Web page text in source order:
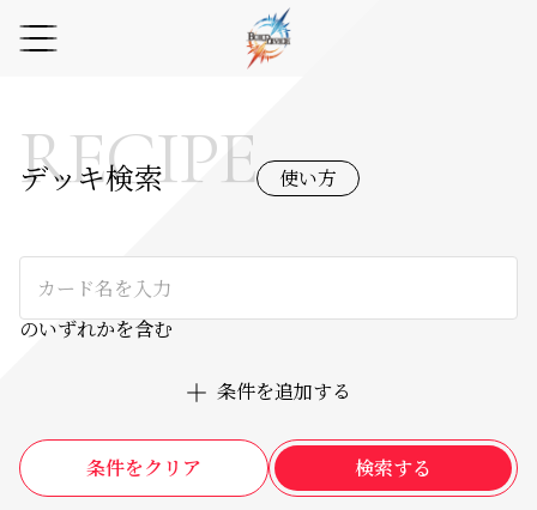
RECIPE
デッキ検索 使い方
のいずれかを含む
条件を追加する
条件をクリア 検索する